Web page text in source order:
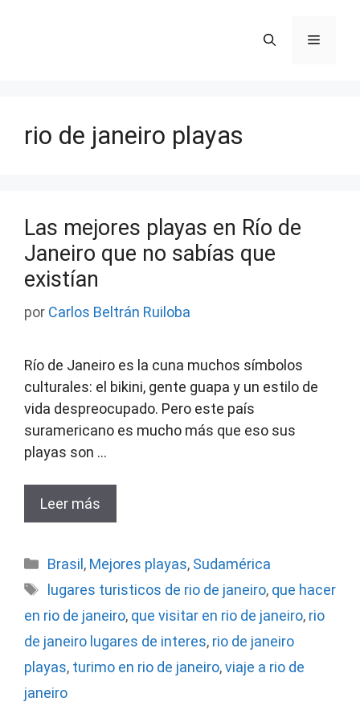
Menú
rio de janeiro playas
Las mejores playas en Río de
Janeiro que no sabías que
existían
por Carlos Beltrán Ruiloba
Río de Janeiro es la cuna muchos símbolos
culturales: el bikini, gente guapa y un estilo de
vida despreocupado. Pero este país
suramericano es mucho más que eso sus
playas son …
Leer más
Categorías
Brasil , Mejores playas, Sudamérica
Etiquetas
lugares turisticos de rio de janeiro, que hacer
en rio de janeiro, que visitar en rio de janeiro, rio
de janeiro lugares de interes, rio de janeiro
playas, turimo en rio de janeiro,viaje a rio de
janeiro